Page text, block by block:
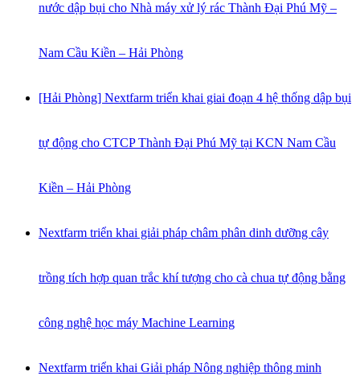
nước dập bụi cho Nhà máy xử lý rác Thành Đại Phú Mỹ –
Nam Cầu Kiền – Hải Phòng
[Hải Phòng] Nextfarm triển khai giai đoạn 4 hệ thống dập bụi
tự động cho CTCP Thành Đại Phú Mỹ tại KCN Nam Cầu
Kiền – Hải Phòng
Nextfarm triển khai giải pháp châm phân dinh dưỡng cây
trồng tích hợp quan trắc khí tượng cho cà chua tự động bằng
công nghệ học máy Machine Learning
Nextfarm triển khai Giải pháp Nông nghiệp thông minh